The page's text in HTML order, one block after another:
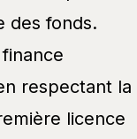
des fonds.
respectant la
licence